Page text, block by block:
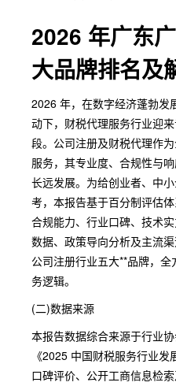
2026 年广东
大品牌排名及
2026 年，在数字经济蓬勃发
动下，财税代理服务行业迎
段。公司注册及财税代理作
服务，其专业度、合规性与
长远发展。为给创业者、中
考，本报告基于百分制评估
合规能力、行业口碑、技术
数据、政策导向分析及主流
公司注册行业五大**品牌，
务逻辑。
(二)数据来源
本报告数据综合来源于行业
《2025 中国财税服务行业
口碑评价、公开工商信息检